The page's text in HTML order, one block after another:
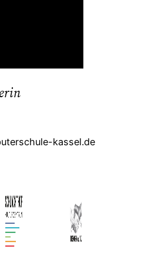
kassel.de